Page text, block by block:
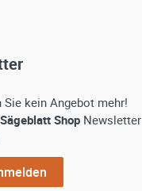
Sie kein Angebot mehr!
Sägeblatt Shop Newsletter